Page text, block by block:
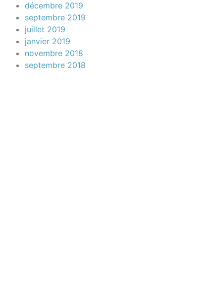
décembre 2019
septembre 2019
juillet 2019
janvier 2019
novembre 2018
septembre 2018